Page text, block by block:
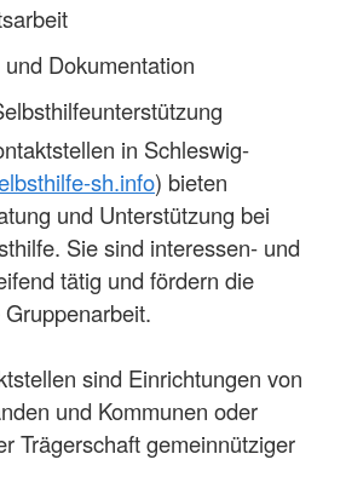
Dokumentation
in Schleswig-
sh.info) bieten
und Unterstützung bei
Sie sind interessen- und
tätig und fördern die
sind Einrichtungen von
und Kommunen oder
Trägerschaft gemeinnütziger